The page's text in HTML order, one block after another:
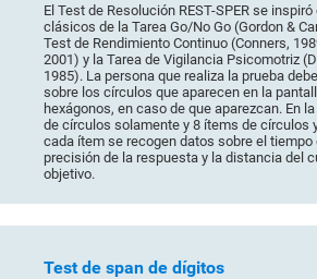
El Test de Resolución REST-SPER se
clásicos de la Tarea Go/No Go (Gordon &
Test de Rendimiento Continuo (Conners,
2001) y la Tarea de Vigilancia Psicomotriz
1985). La persona que realiza la prueba
sobre los círculos que aparecen en la
hexágonos, en caso de que aparezcan. En
de círculos solamente y 8 ítems de círculos
cada ítem se recogen datos sobre el tiempo
precisión de la respuesta y la distancia del
objetivo.
Test de span de dígitos